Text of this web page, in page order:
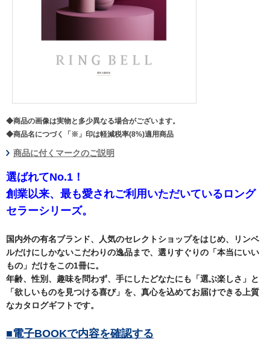
◆商品の画像は実物と多少異なる場合がございます。
◆商品名につづく「※」印は軽減税率(8%)適用商品
商品に付くマークのご説明
選ばれてNo.1！
創業以来、最も愛されご利用いただいているロング
セラーシリーズ。
国内外の有名ブランド、人気のセレクトショップをはじめ、リンベ
ルだけにしかないこだわりの逸品まで、選りすぐりの「本当にいい
もの」だけをこの1冊に。
年齢、性別、趣味を問わず、手にしたどなたにも「選ぶ楽しさ」と
「欲しいものを見つける喜び」を、真心を込めてお届けできる上質
なカタログギフトです。
■電子BOOKで内容を確認する